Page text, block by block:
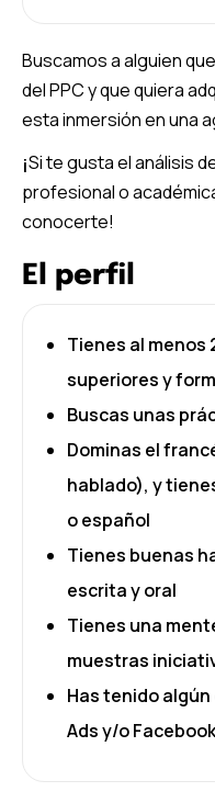
Buscamos a alguien
del PPC y que quiera
esta inmersión en una
¡Si te gusta el análisis
profesional o
conocerte!
El perfil
Tienes al menos
superiores y
Buscas unas
Dominas el
hablado), y
o español
Tienes buenas
escrita y oral
Tienes una
muestras
Has tenido
Ads y/o